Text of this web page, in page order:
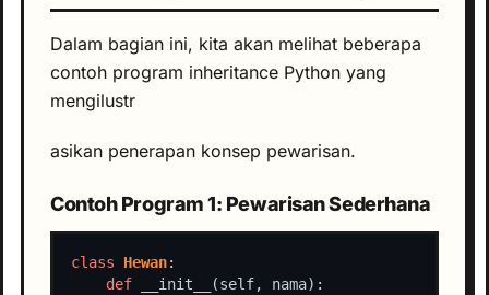
Dalam bagian ini, kita akan melihat beberapa
contoh program inheritance Python yang
mengilustr
asikan penerapan konsep pewarisan.
Contoh Program 1: Pewarisan Sederhana
class Hewan
def